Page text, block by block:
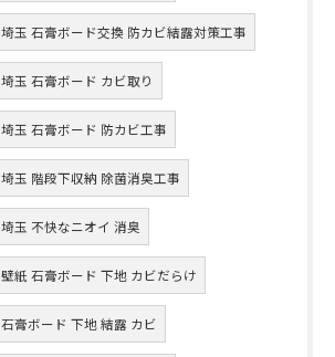
埼玉 石膏ボード交換 防カビ結露対策工事
埼玉 石膏ボード カビ取り
埼玉 石膏ボード 防カビ工事
埼玉 階段下収納 除菌消臭工事
埼玉 不快なニオイ 消臭
壁紙 石膏ボード 下地 カビだらけ
石膏ボード 下地 結露 カビ